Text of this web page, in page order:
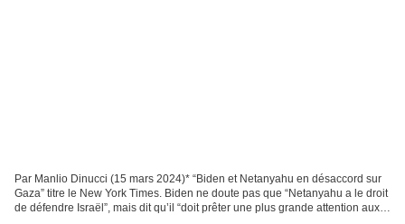
Par Manlio Dinucci (15 mars 2024)* “Biden et Netanyahu en désaccord sur
Gaza” titre le New York Times. Biden ne doute pas que “Netanyahu a le droit
de défendre Israël”, mais dit qu’il “doit prêter une plus grande attention aux